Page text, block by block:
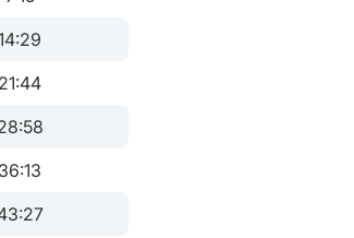
21:44
36:13